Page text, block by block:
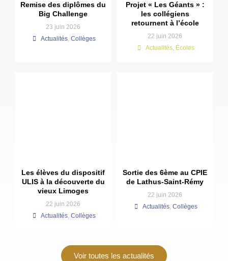
Remise des diplômes du
Big Challenge
23 juin 2026
Actualités, Collèges
Projet « Les Géants » :
les collégiens
retournent à l’école
22 juin 2026
Actualités, Écoles
Les élèves du dispositif
ULIS à la découverte du
vieux Limoges
22 juin 2026
Actualités, Collèges
Sortie des 6ème au CPIE
de Lathus-Saint-Rémy
22 juin 2026
Actualités, Collèges
Voir toutes les actualités